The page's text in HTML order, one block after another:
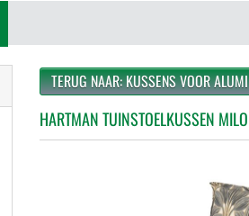
TERUG NAAR: KUSSENS VOOR
HARTMAN TUINSTOELKUSSEN